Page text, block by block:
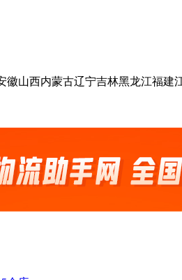
徽山西内蒙古辽宁吉林黑龙江福建